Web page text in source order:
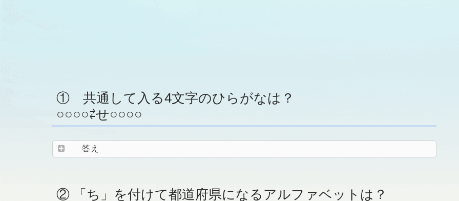
① 共通して入る4文字のひらがなは？
○○○○⇄せ○○○○
答え
② 「ち」を付けて都道府県になるアルファベットは？